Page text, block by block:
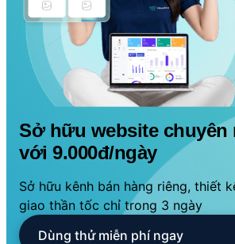
Sở hữu website chuyên
với 9.000đ/ngày
Sở hữu kênh bán hàng riêng, thiết
giao thần tốc chỉ trong 3 ngày
Dùng thử miễn phí ngay